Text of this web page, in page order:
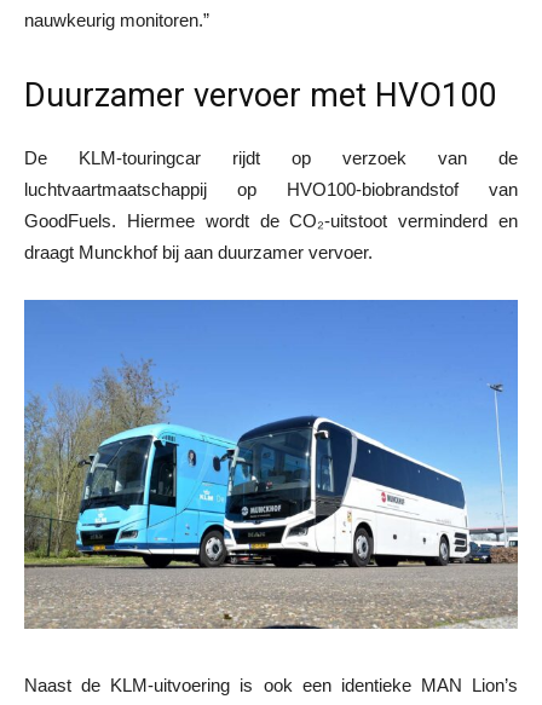
nauwkeurig monitoren.”
Duurzamer vervoer met HVO100
De KLM-touringcar rijdt op verzoek van de
luchtvaartmaatschappij op HVO100-biobrandstof van
GoodFuels. Hiermee wordt de CO₂-uitstoot verminderd en
draagt Munckhof bij aan duurzamer vervoer.
Naast de KLM-uitvoering is ook een identieke MAN Lion’s